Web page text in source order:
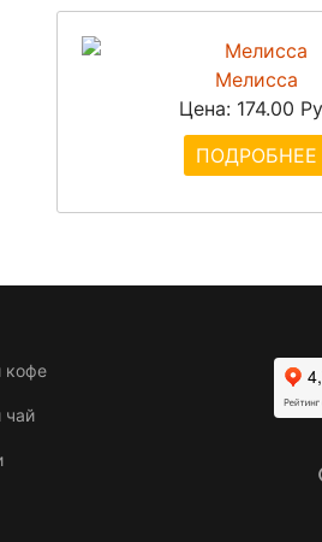
Мелисса
Цена: 174.00
ПОДРОБНЕЕ
кофе
чай